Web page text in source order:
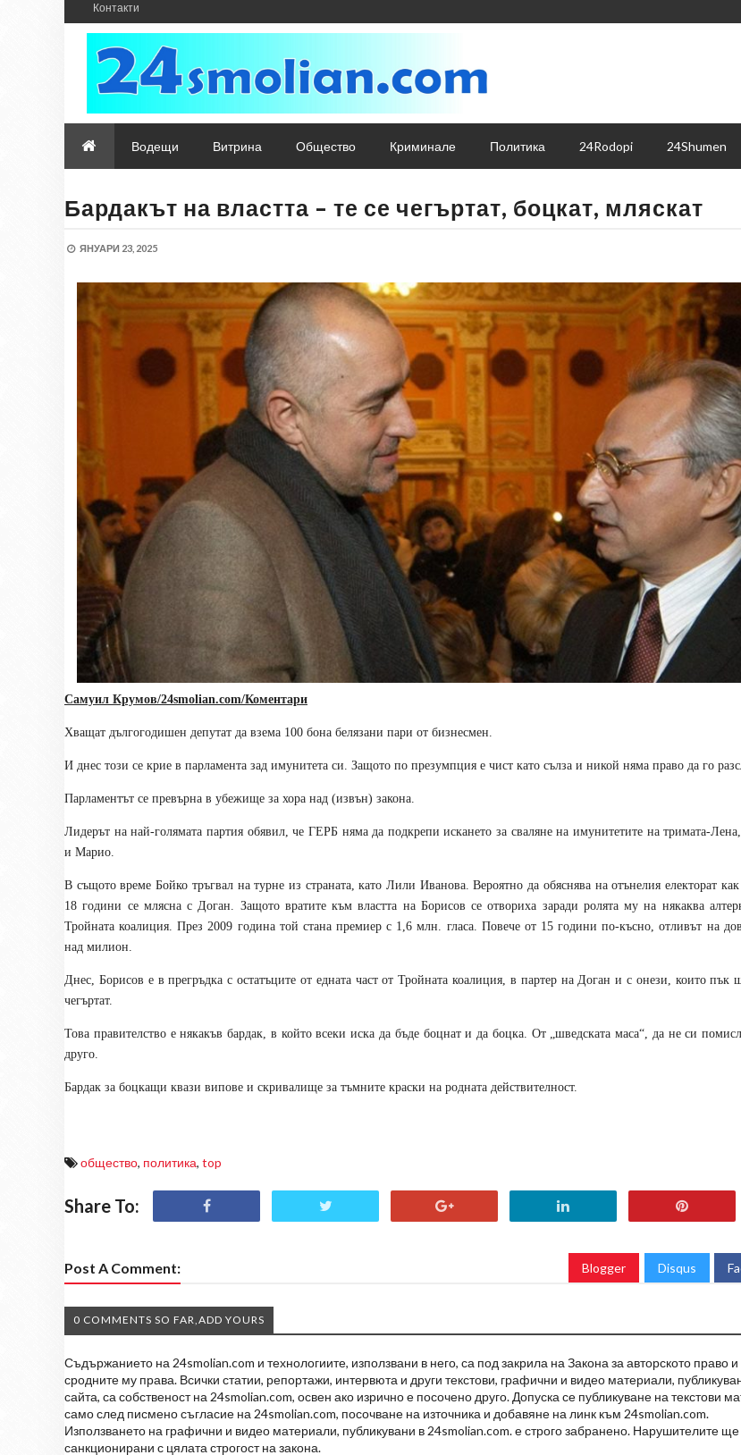
Контакти
Водещи Витрина Общество Криминале Политика 24Rodopi 24Shumen
Бардакът на властта – те се чегъртат, боцкат, мляскат
ЯНУАРИ 23, 2025
Самуил Крумов/24smolian.com/Коментари
Хващат дългогодишен депутат да взема 100 бона белязани пари от бизнесмен.
И днес този се крие в парламента зад имунитета си. Защото по презумпция е чист като сълза и никой няма право да го
Парламентът се превърна в убежище за хора над (извън) закона.
Лидерът на най-голямата партия обявил, че ГЕРБ няма да подкрепи искането за сваляне на имунитетите на тримата-
и Марио.
В същото време Бойко тръгвал на турне из страната, като Лили Иванова. Вероятно да обяснява на отънелия електорат как
18 години се млясна с Доган. Защото вратите към властта на Борисов се отвориха заради ролята му на някаква
Тройната коалиция. През 2009 година той стана премиер с 1,6 млн. гласа. Повече от 15 години по-късно, отливът на
над милион.
Днес, Борисов е в прегръдка с остатъците от едната част от Тройната коалиция, в партер на Доган и с онези, които пък
чегъртат.
Това правителство е някакъв бардак, в който всеки иска да бъде боцнат и да боцка. От „шведската маса“, да не си
друго.
Бардак за боцкащи квази випове и скривалище за тъмните краски на родната действителност.
общество, политика, top
Share To:
Post A Comment: Blogger Disqus
0 COMMENTS SO FAR,ADD YOURS
Съдържанието на 24smolian.com и технологиите, използвани в него, са под закрила на Закона за авторското право и
сродните му права. Всички статии, репортажи, интервюта и други текстови, графични и видео материали,
сайта, са собственост на 24smolian.com, освен ако изрично е посочено друго. Допуска се публикуване на текстови
само след писмено съгласие на 24smolian.com, посочване на източника и добавяне на линк към 24smolian.com.
Използването на графични и видео материали, публикувани в 24smolian.com. е строго забранено. Нарушителите
санкционирани с цялата строгост на закона.